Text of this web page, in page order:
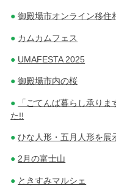
御殿場市オンライン移住
カムカムフェス
UMAFESTA 2025
御殿場市内の桜
「ごてんば暮らし承り
た!!
ひな人形・五月人形を展
2月の富士山
ときすみマルシェ